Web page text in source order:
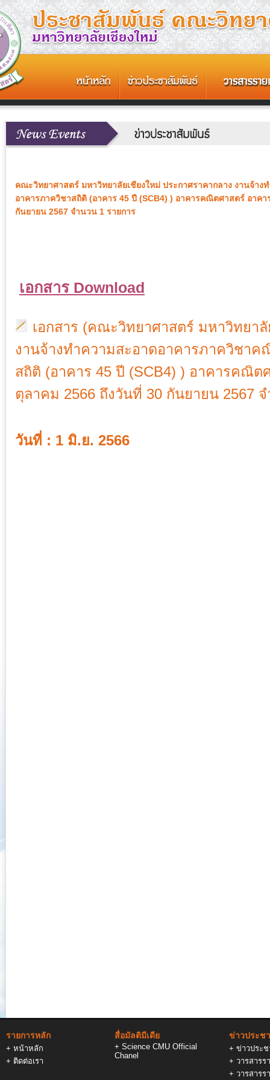
คณะวิทยาศาสตร์ มหาวิทยาลัยเชียงใหม่ ประกาศราคากลาง งานจ้า
อาคารภาควิชาสถิติ (อาคาร 45 ปี (SCB4) ) อาคารคณิตศาสตร์ อาค
กันยายน 2567 จำนวน 1 รายการ
เอกสาร Download
เอกสาร (คณะวิทยาศาสตร์ มหาวิทยา
งานจ้างทำความสะอาดอาคารภาควิชา
สถิติ (อาคาร 45 ปี (SCB4) ) อาคารคณิ
ตุลาคม 2566 ถึงวันที่ 30 กันยายน 2567
วันที่ : 1 มิ.ย. 2566
รายการหลัก
+ หน้าหลัก
+ ติดต่อเรา
สื่อมัลติมีเดีย
+ Science CMU Official
Chanel
ข่าวประช
+ ข่าวประ
+ วารสารร
+ วารสารร